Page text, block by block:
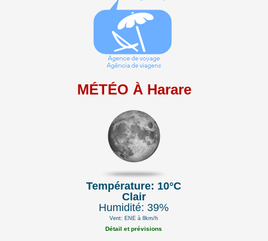
MÉTÉO À Harare
Température: 10°C
Clair
Humidité: 39%
Vent: ENE à 8km/h
Détail et prévisions